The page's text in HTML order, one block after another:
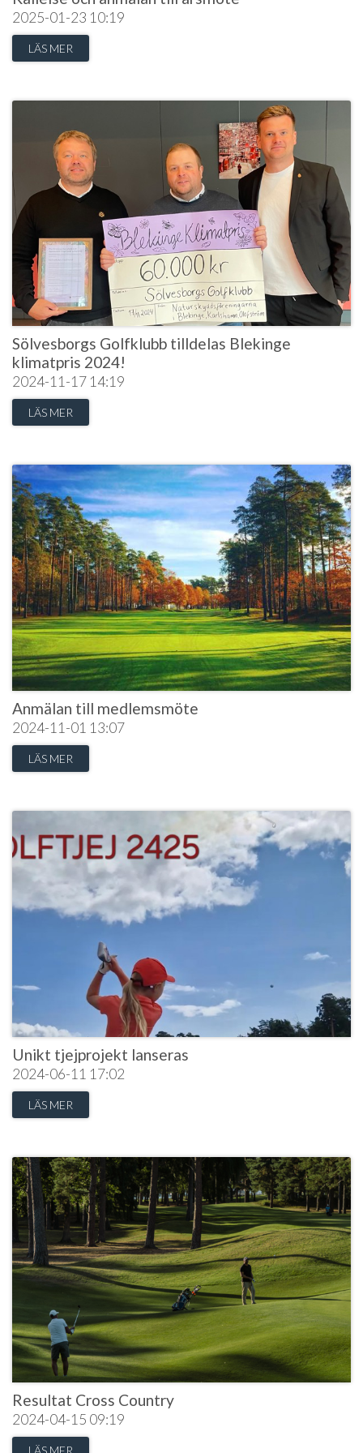
2025-01-23 10:19
LÄS MER
Sölvesborgs Golfklubb tilldelas Blekinge
klimatpris 2024!
2024-11-17 14:19
LÄS MER
Anmälan till medlemsmöte
2024-11-01 13:07
LÄS MER
Unikt tjejprojekt lanseras
2024-06-11 17:02
LÄS MER
Resultat Cross Country
2024-04-15 09:19